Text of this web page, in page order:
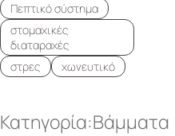
Πεπτικό σύστημα
στομαχικές
διαταραχές
στρες
χωνευτικό
Κατηγορία:Βάμματα